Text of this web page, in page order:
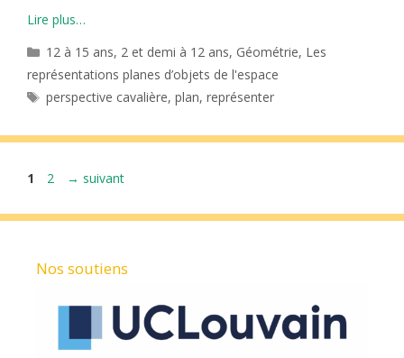
Lire plus…
Catégories
12 à 15 ans, 2 et demi à 12 ans, Géométrie, Les
représentations planes d’objets de l'espace
Étiquettes
perspective cavalière,plan,représenter
Page
1 Page
2 → suivant
Nos soutiens